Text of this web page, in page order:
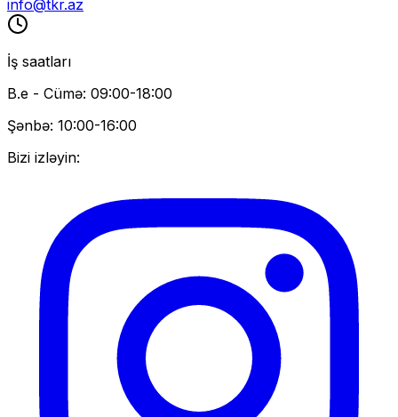
info@tkr.az
İş saatları
B.e - Cümə: 09:00-18:00
Şənbə: 10:00-16:00
Bizi izləyin: